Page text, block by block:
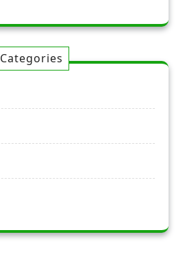
Categories